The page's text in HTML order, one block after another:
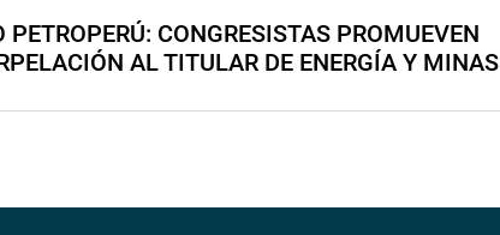
PETROPERÚ: CONGRESISTAS PROMUEVEN
AL TITULAR DE ENERGÍA Y MINAS